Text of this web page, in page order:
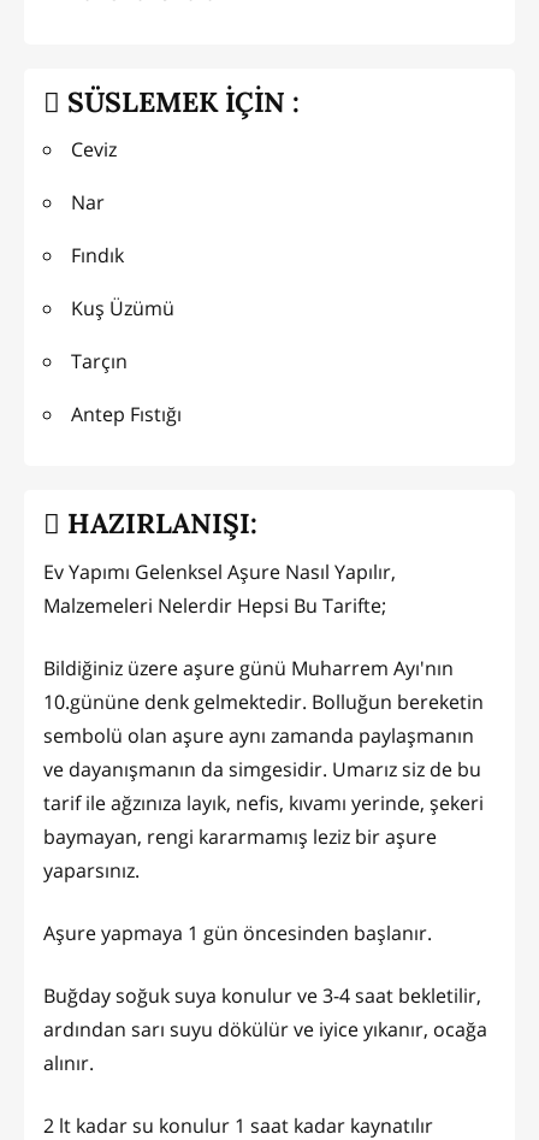
SÜSLEMEK İÇİN :
Ceviz
Nar
Fındık
Kuş Üzümü
Tarçın
Antep Fıstığı
HAZIRLANIŞI:
Ev Yapımı Gelenksel Aşure Nasıl Yapılır,
Malzemeleri Nelerdir Hepsi Bu Tarifte;
Bildiğiniz üzere aşure günü Muharrem Ayı'nın
10.gününe denk gelmektedir. Bolluğun bereketin
sembolü olan aşure aynı zamanda paylaşmanın
ve dayanışmanın da simgesidir. Umarız siz de bu
tarif ile ağzınıza layık, nefis, kıvamı yerinde, şekeri
baymayan, rengi kararmamış leziz bir aşure
yaparsınız.
Aşure yapmaya 1 gün öncesinden başlanır.
Buğday soğuk suya konulur ve 3-4 saat bekletilir,
ardından sarı suyu dökülür ve iyice yıkanır, ocağa
alınır.
2 lt kadar su konulur 1 saat kadar kaynatılır